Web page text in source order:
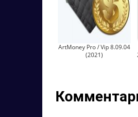
ArtMoney Pro / Vip 8.09.04
(2021)